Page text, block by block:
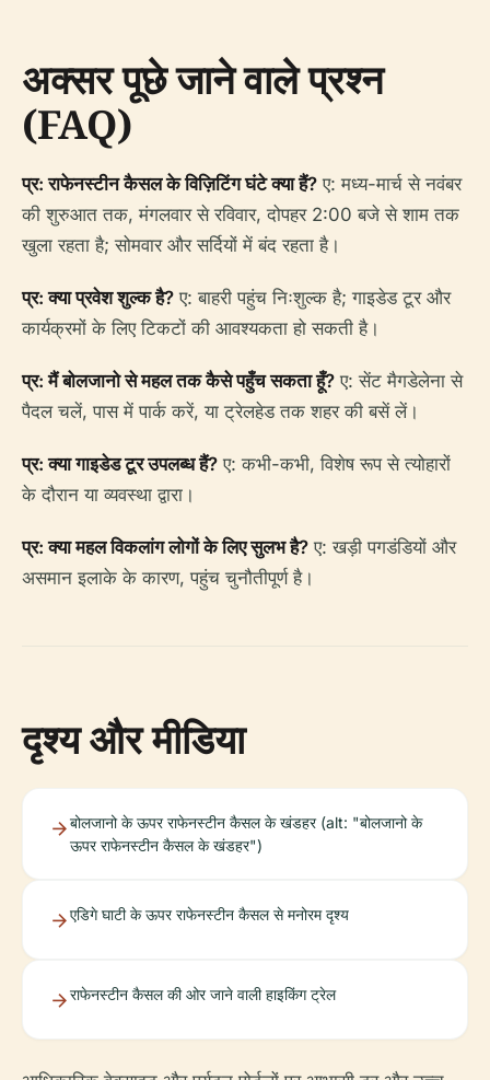
अक्सर पूछे जाने वाले प्रश्न
(FAQ)
प्र: राफेनस्टीन कैसल के विज़िटिंग घंटे क्या हैं? ए: मध्य-मार्च से नवंबर
की शुरुआत तक, मंगलवार से रविवार, दोपहर 2:00 बजे से शाम तक
खुला रहता है; सोमवार और सर्दियों में बंद रहता है।
प्र: क्या प्रवेश शुल्क है? ए: बाहरी पहुंच निःशुल्क है; गाइडेड टूर और
कार्यक्रमों के लिए टिकटों की आवश्यकता हो सकती है।
प्र: मैं बोलजानो से महल तक कैसे पहुँच सकता हूँ? ए: सेंट मैगडेलेना से
पैदल चलें, पास में पार्क करें, या ट्रेलहेड तक शहर की बसें लें।
प्र: क्या गाइडेड टूर उपलब्ध हैं? ए: कभी-कभी, विशेष रूप से त्योहारों
के दौरान या व्यवस्था द्वारा।
प्र: क्या महल विकलांग लोगों के लिए सुलभ है? ए: खड़ी पगडंडियों और
असमान इलाके के कारण, पहुंच चुनौतीपूर्ण है।
दृश्य और मीडिया
बोलजानो के ऊपर राफेनस्टीन कैसल के खंडहर (alt: "बोलजानो के
ऊपर राफेनस्टीन कैसल के खंडहर")
एडिगे घाटी के ऊपर राफेनस्टीन कैसल से मनोरम दृश्य
राफेनस्टीन कैसल की ओर जाने वाली हाइकिंग ट्रेल